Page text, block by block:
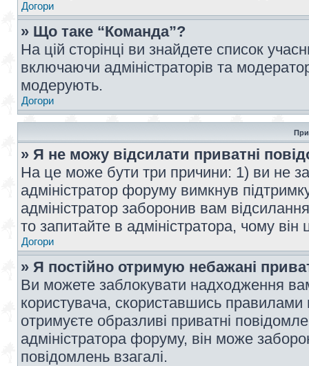
Догори
» Що таке “Команда”?
На цій сторінці ви знайдете список
включаючи адміністраторів та
модерують.
Догори
» Я не можу відсилати приватні
На це може бути три причини: 1) ви не
адміністратор форуму вимкнув
адміністратор заборонив вам
то запитайте в адміністратора, чому він
Догори
» Я постійно отримую небажані
Ви можете заблокувати надходження
користувача, скориставшись
отримуєте образливі приватні
адміністратора форуму, він може
повідомлень взагалі.